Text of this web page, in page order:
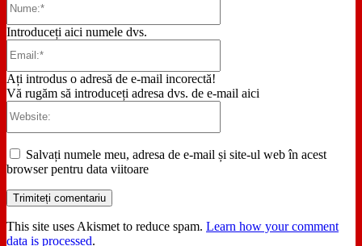
Introduceți aici numele dvs.
Ați introdus o adresă de e-mail incorectă!
Vă rugăm să introduceți adresa dvs. de e-mail aici
Salvați numele meu, adresa de e-mail și site-ul web în acest
browser pentru data viitoare
This site uses Akismet to reduce spam. Learn how your comment
data is processed.